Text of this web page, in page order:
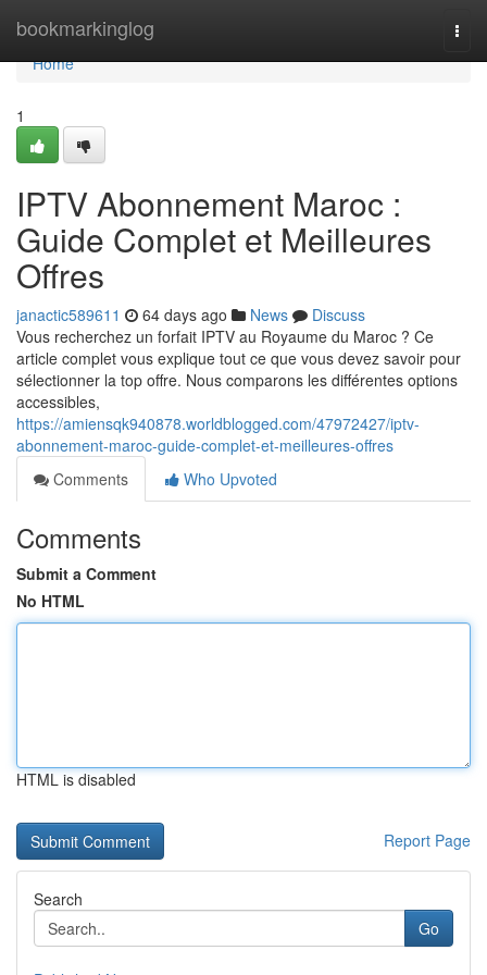
bookmarkinglog
Home
Home
1
IPTV Abonnement Maroc :
Guide Complet et Meilleures
Offres
janactic589611 64 days ago News
Discuss
Vous recherchez un forfait IPTV au Royaume du Maroc ? Ce
article complet vous explique tout ce que vous devez savoir pour
sélectionner la top offre. Nous comparons les différentes options
accessibles,
https://amiensqk940878.worldblogged.com/47972427/iptv-
abonnement-maroc-guide-complet-et-meilleures-offres
Comments
Who Upvoted
Comments
Submit a Comment
No HTML
HTML is disabled
Report Page
Search
Go